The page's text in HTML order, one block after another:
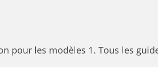
pour les modèles 1. Tous les